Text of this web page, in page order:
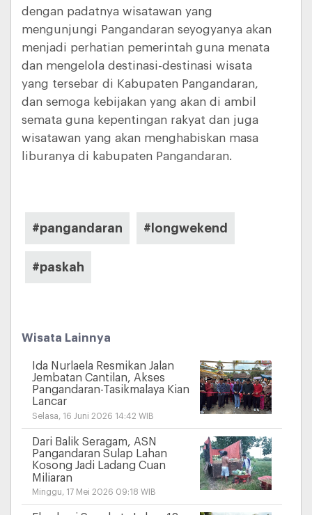
dengan padatnya wisatawan yang
mengunjungi Pangandaran seyogyanya akan
menjadi perhatian pemerintah guna menata
dan mengelola destinasi-destinasi wisata
yang tersebar di Kabupaten Pangandaran,
dan semoga kebijakan yang akan di ambil
semata guna kepentingan rakyat dan juga
wisatawan yang akan menghabiskan masa
liburanya di kabupaten Pangandaran.
#pangandaran #longwekend
#paskah
Wisata Lainnya
Ida Nurlaela Resmikan Jalan
Jembatan Cantilan, Akses
Pangandaran-Tasikmalaya Kian
Lancar
Selasa, 16 Juni 2026 14:42 WIB
Dari Balik Seragam, ASN
Pangandaran Sulap Lahan
Kosong Jadi Ladang Cuan
Miliaran
Minggu, 17 Mei 2026 09:18 WIB